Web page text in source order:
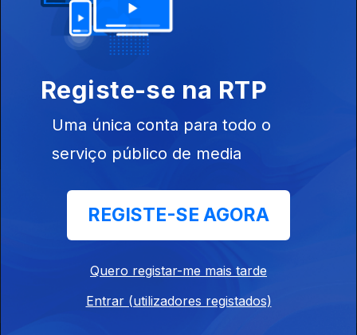
Sessão de
Instale a aplicaçãoRTP Play
Disponível para iOS, Android, Apple TV, Android TV e
CarPlay
Registe-se na RTP
Uma única conta para todo o
serviço público de media
REGISTE-SE AGORA
Quero registar-me mais tarde
Entrar (utilizadores registados)